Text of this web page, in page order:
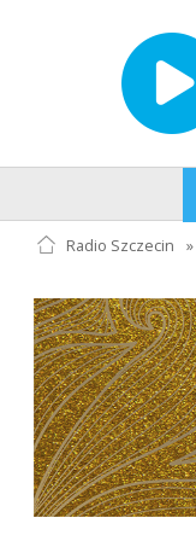
Radio Szczecin »